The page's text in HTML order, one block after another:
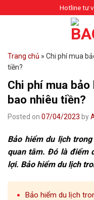
to
Hotline tư
Trang chủ » Chi phí mua
tiền?
Chi phí mua
bao nhiêu tiền?
Posted on 07/04/2023 by
Bảo hiểm du lịch
quan tâm. Đó là điểm
lợi. Bảo hiểm du lịch
Bảo hiểm du lịch